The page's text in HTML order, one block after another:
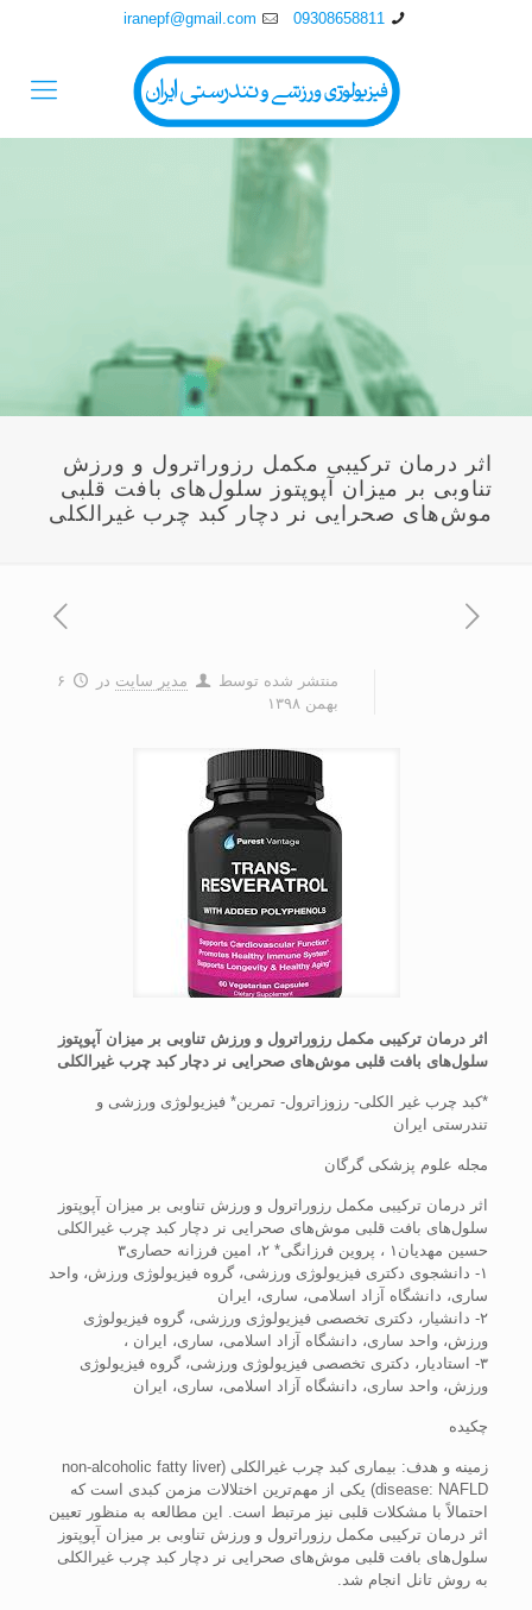
09308658811
iranepf@gmail.com
اثر درمان ترکیبی مکمل رزوراترول و ورزش
تناوبی بر میزان آپوپتوز سلول‌های بافت قلبی
موش‌های صحرایی نر دچار کبد چرب غیرالکلی
منتشر شده توسط مدیر سایت در
۶
بهمن ۱۳۹۸
اثر درمان ترکیبی مکمل رزوراترول و ورزش تناوبی بر میزان آپوپتوز
سلول‌های بافت قلبی موش‌های صحرایی نر دچار کبد چرب غیرالکلی
*کبد چرب غیر الکلی- رزوزاترول- تمرین* فیزیولوژی ورزشی و
تندرستی ایران
مجله علوم پزشکی گرگان
اثر درمان ترکیبی مکمل رزوراترول و ورزش تناوبی بر میزان آپوپتوز
سلول‌های بافت قلبی موش‌های صحرایی نر دچار کبد چرب غیرالکلی
حسین مهدیان۱ ، پروین فرزانگی* ۲، امین فرزانه حصاری۳
۱- دانشجوی دکتری فیزیولوژی ورزشی، گروه فیزیولوژی ورزش، واحد
ساری، دانشگاه آزاد اسلامی، ساری، ایران
۲- دانشیار، دکتری تخصصی فیزیولوژی ورزشی، گروه فیزیولوژی
ورزش، واحد ساری، دانشگاه آزاد اسلامی، ساری، ایران ،
۳- استادیار، دکتری تخصصی فیزیولوژی ورزشی، گروه فیزیولوژی
ورزش، واحد ساری، دانشگاه آزاد اسلامی، ساری، ایران
چکیده
زمینه و هدف: بیماری کبد چرب غیرالکلی (non-alcoholic fatty liver
disease: NAFLD) یکی از مهم‌ترین اختلالات مزمن کبدی است که
احتمالاً با مشکلات قلبی نیز مرتبط است. این مطالعه به منظور تعیین
اثر درمان ترکیبی مکمل رزوراترول و ورزش تناوبی بر میزان آپوپتوز
سلول‌های بافت قلبی موش‌های صحرایی نر دچار کبد چرب غیرالکلی
به روش تانل انجام شد.